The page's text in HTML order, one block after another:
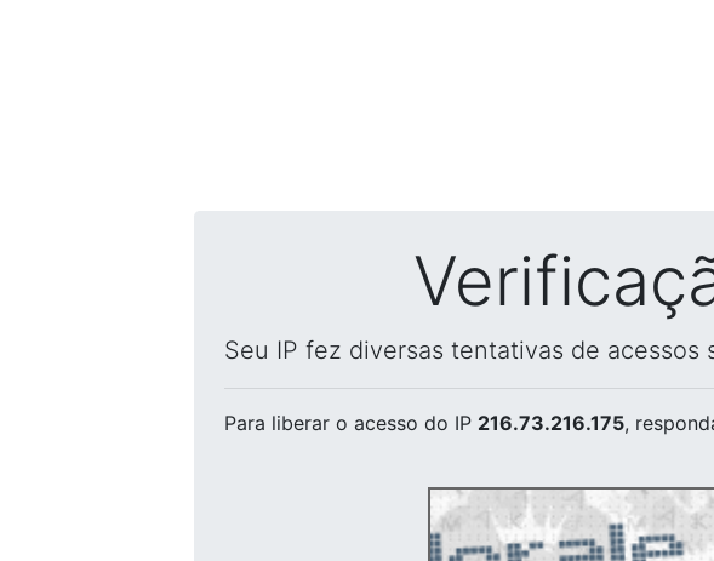
Seu IP fez diversas tentativas de
Para liberar o acesso do IP 216.73.216.175,